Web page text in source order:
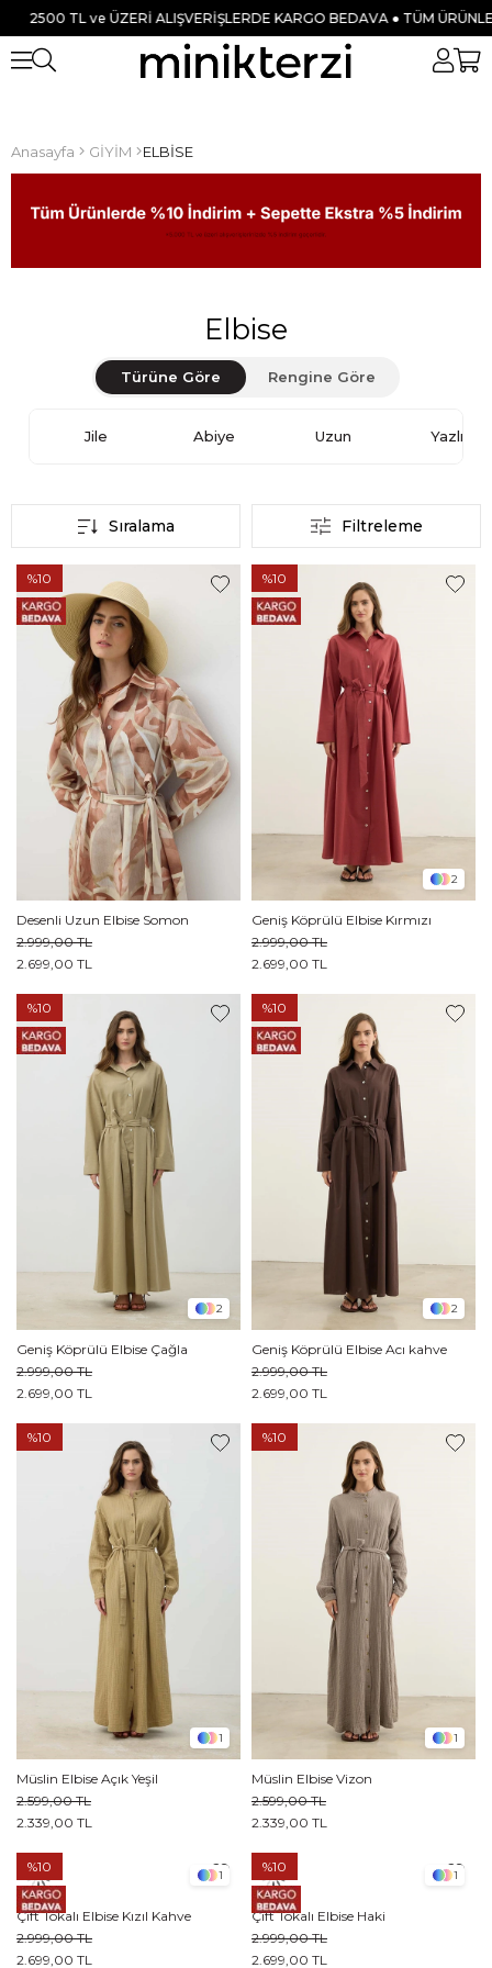
ÜZERİ ALIŞVERİŞLERDE KARGO BEDAVA ● TÜM ÜRÜNLERDE %10
Anasayfa GİYİM ELBİSE
Elbise
Türüne Göre Rengine Göre
Jile Abiye Uzun Yazlık
Filtreleme
Sıralama
Desenli Uzun Elbise Somon
2.699,00 TL
2.999,00 TL
%10
2
Geniş Köprülü Elbise Kırmızı
2.699,00 TL
2.999,00 TL
%10
2
Geniş Köprülü Elbise Çağla
2.699,00 TL
2.999,00 TL
%10
2
Geniş Köprülü Elbise Acı kahve
2.699,00 TL
2.999,00 TL
%10
1
Müslin Elbise Açık Yeşil
2.339,00 TL
2.599,00 TL
%10
1
Müslin Elbise Vizon
2.339,00 TL
2.599,00 TL
%10
1
Çift Tokalı Elbise Kızıl Kahve
2.699,00 TL
2.999,00 TL
%10
1
Çift Tokalı Elbise Haki
2.699,00 TL
2.999,00 TL
%10